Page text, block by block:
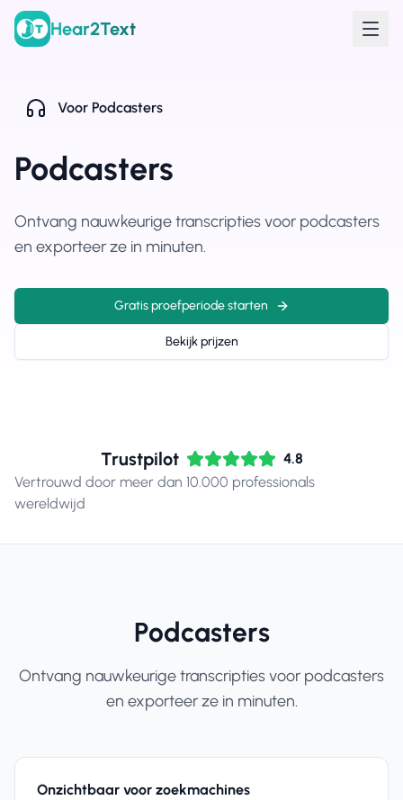
Hear2Text
Voor Podcasters
Podcasters
Ontvang nauwkeurige transcripties voor podcasters
en exporteer ze in minuten.
Gratis proefperiode starten
Bekijk prijzen
Trustpilot
4.8
Vertrouwd door meer dan 10.000 professionals
wereldwijd
Podcasters
Ontvang nauwkeurige transcripties voor podcasters
en exporteer ze in minuten.
Onzichtbaar voor zoekmachines